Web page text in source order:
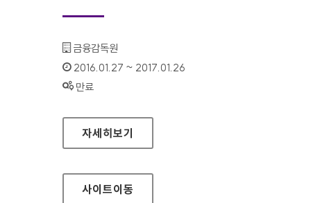
기관명 :
금융감독원
인증기간 :
2016.01.27 ~ 2017.01.26
상태 :
만료
금융감독원 금융상품 통합 비교공시 홈페이지
자세히보기
사이트이동